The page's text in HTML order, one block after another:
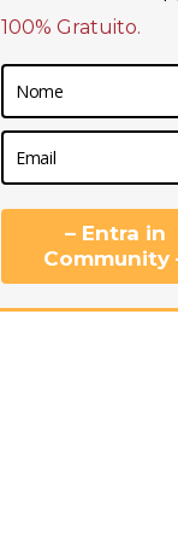
100% Gratuito.
– Entra in
Community